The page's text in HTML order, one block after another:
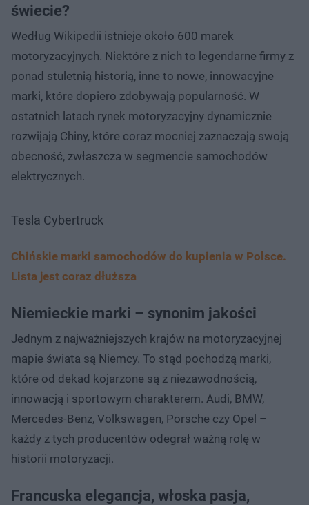
świecie?
Według Wikipedii istnieje około 600 marek
motoryzacyjnych. Niektóre z nich to legendarne firmy z
ponad stuletnią historią, inne to nowe, innowacyjne
marki, które dopiero zdobywają popularność. W
ostatnich latach rynek motoryzacyjny dynamicznie
rozwijają Chiny, które coraz mocniej zaznaczają swoją
obecność, zwłaszcza w segmencie samochodów
elektrycznych.
Tesla Cybertruck
Chińskie marki samochodów do kupienia w Polsce.
Lista jest coraz dłuższa
Niemieckie marki – synonim jakości
Jednym z najważniejszych krajów na motoryzacyjnej
mapie świata są Niemcy. To stąd pochodzą marki,
które od dekad kojarzone są z niezawodnością,
innowacją i sportowym charakterem. Audi, BMW,
Mercedes-Benz, Volkswagen, Porsche czy Opel –
każdy z tych producentów odegrał ważną rolę w
historii motoryzacji.
Francuska elegancja, włoska pasja,